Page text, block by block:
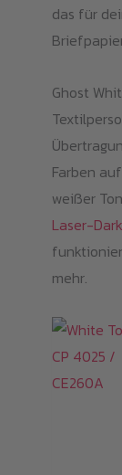
das für
Ghost
Farben
weißer
Laser-
mehr.